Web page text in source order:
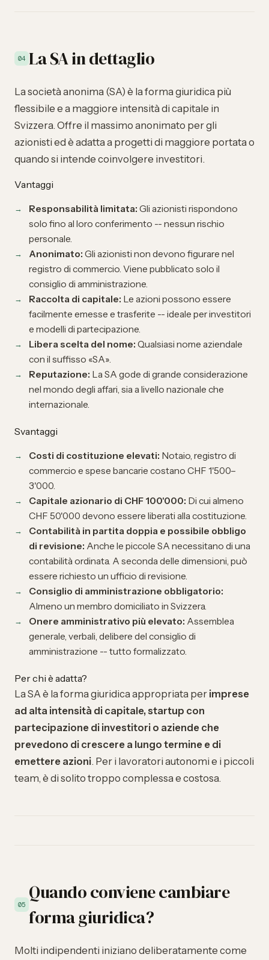
04 La SA in dettaglio
La società anonima (SA) è la forma giuridica più
flessibile e a maggiore intensità di capitale in
Svizzera. Offre il massimo anonimato per gli
azionisti ed è adatta a progetti di maggiore portata o
quando si intende coinvolgere investitori.
Vantaggi
Responsabilità limitata: Gli azionisti rispondono
solo fino al loro conferimento -- nessun rischio
personale.
Anonimato: Gli azionisti non devono figurare nel
registro di commercio. Viene pubblicato solo il
consiglio di amministrazione.
Raccolta di capitale: Le azioni possono essere
facilmente emesse e trasferite -- ideale per investitori
e modelli di partecipazione.
Libera scelta del nome: Qualsiasi nome aziendale
con il suffisso «SA».
Reputazione: La SA gode di grande considerazione
nel mondo degli affari, sia a livello nazionale che
internazionale.
Svantaggi
Costi di costituzione elevati: Notaio, registro di
commercio e spese bancarie costano CHF 1'500–
3'000.
Capitale azionario di CHF 100'000: Di cui almeno
CHF 50'000 devono essere liberati alla costituzione.
Contabilità in partita doppia e possibile obbligo
di revisione: Anche le piccole SA necessitano di una
contabilità ordinata. A seconda delle dimensioni, può
essere richiesto un ufficio di revisione.
Consiglio di amministrazione obbligatorio:
Almeno un membro domiciliato in Svizzera.
Onere amministrativo più elevato: Assemblea
generale, verbali, delibere del consiglio di
amministrazione -- tutto formalizzato.
Per chi è adatta?
La SA è la forma giuridica appropriata per imprese
ad alta intensità di capitale, startup con
partecipazione di investitori o aziende che
prevedono di crescere a lungo termine e di
emettere azioni. Per i lavoratori autonomi e i piccoli
team, è di solito troppo complessa e costosa.
05
Quando conviene cambiare
forma giuridica?
Molti indipendenti iniziano deliberatamente come